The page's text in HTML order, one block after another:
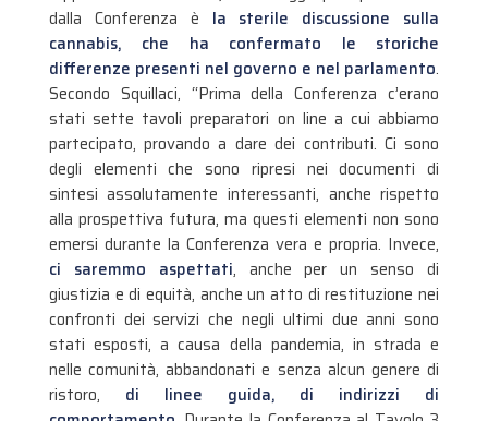
dalla Conferenza è la sterile discussione sulla
cannabis, che ha confermato le storiche
differenze presenti nel governo e nel parlamento.
Secondo Squillaci, “Prima della Conferenza c’erano
stati sette tavoli preparatori on line a cui abbiamo
partecipato, provando a dare dei contributi. Ci sono
degli elementi che sono ripresi nei documenti di
sintesi assolutamente interessanti, anche rispetto
alla prospettiva futura, ma questi elementi non sono
emersi durante la Conferenza vera e propria. Invece,
ci saremmo aspettati, anche per un senso di
giustizia e di equità, anche un atto di restituzione nei
confronti dei servizi che negli ultimi due anni sono
stati esposti, a causa della pandemia, in strada e
nelle comunità, abbandonati e senza alcun genere di
ristoro, di linee guida, di indirizzi di